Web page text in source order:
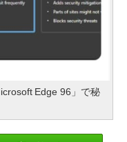
Edge 96」で秘